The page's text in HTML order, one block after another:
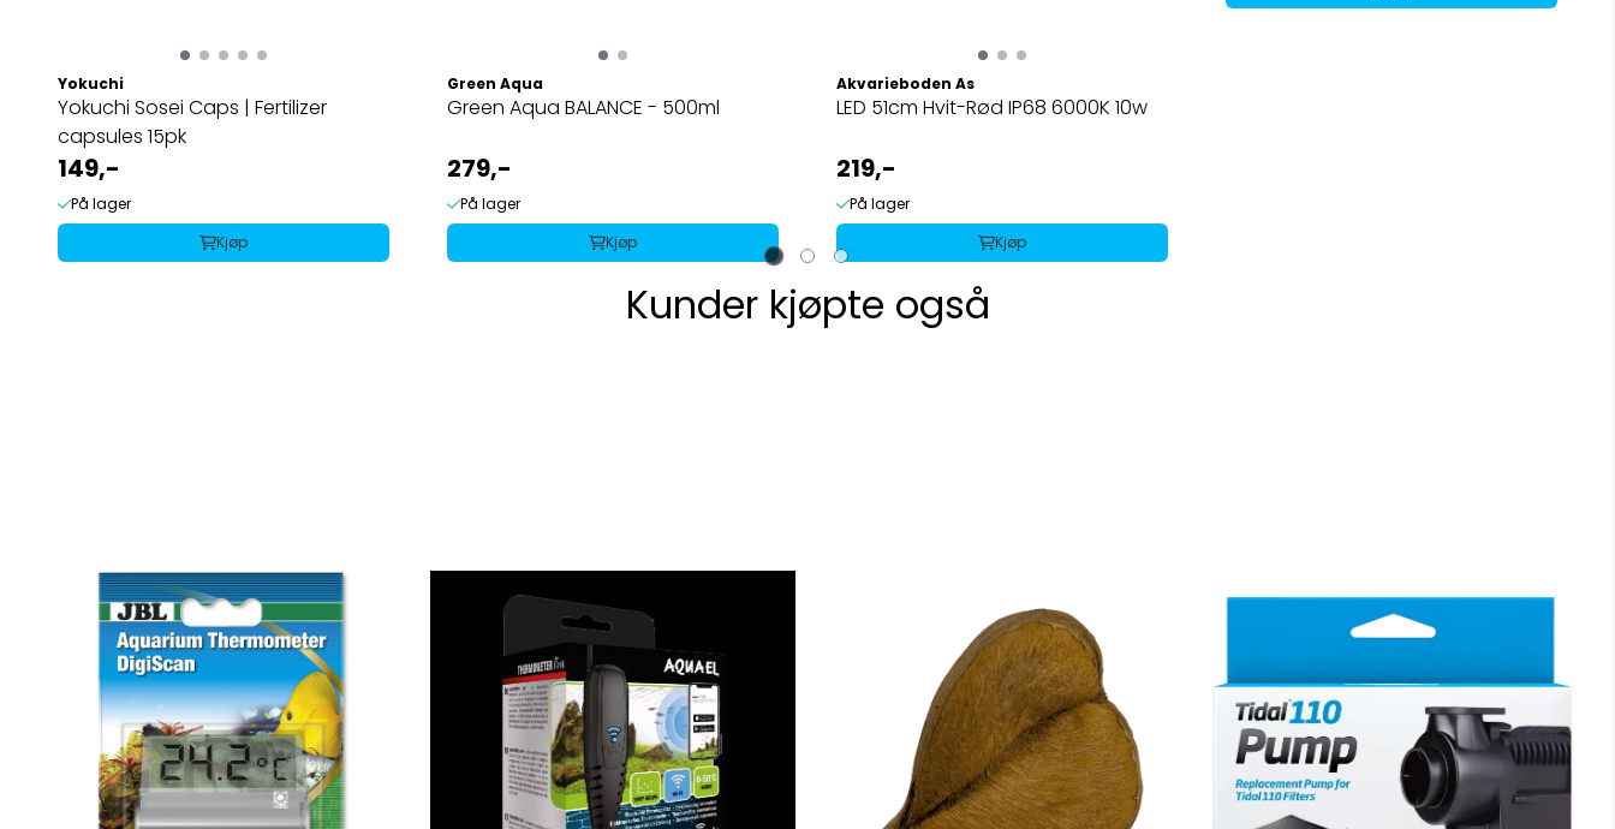
Yokuchi
Yokuchi Sosei Caps | Fertilizer
capsules 15pk
149,-
På lager
Kjøp
Green Aqua
Green Aqua BALANCE - 500ml
279,-
På lager
Kjøp
Akvarieboden As
LED 51cm Hvit-Rød IP68 6000K 10w
219,-
På lager
Kjøp
Kunder kjøpte også